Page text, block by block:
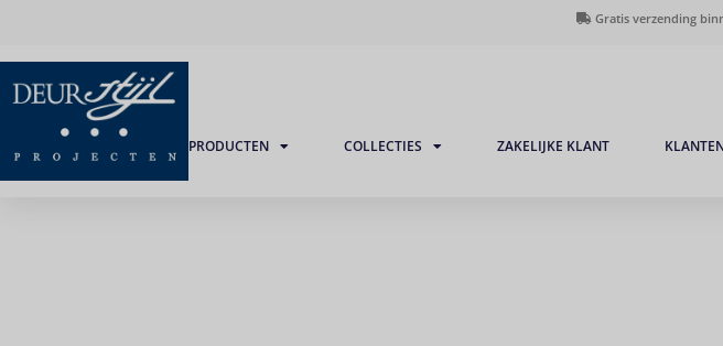
Gratis verzending
PRODUCTEN COLLECTIES ZAKELIJKE KLANT